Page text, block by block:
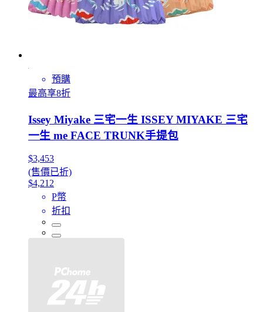
預購
最高享8折
Issey Miyake 三宅一生 ISSEY MIYAKE 三宅
一生 me FACE TRUNK手提包
$3,453
(售價已折)
$4,212
P幣
折扣